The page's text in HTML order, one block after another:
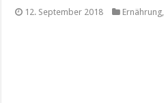
12. September 2018 Ernährung